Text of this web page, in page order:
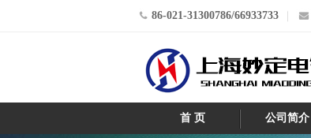
86-021-31300786/66933733
首 页 公司简介